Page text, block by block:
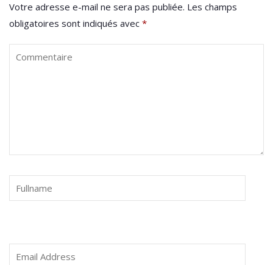
Votre adresse e-mail ne sera pas publiée. Les champs
obligatoires sont indiqués avec *